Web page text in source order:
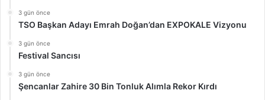
3 gün önce
TSO Başkan Adayı Emrah Doğan’dan EXPOKALE Vizyonu
3 gün önce
Festival Sancısı
3 gün önce
Şencanlar Zahire 30 Bin Tonluk Alımla Rekor Kırdı